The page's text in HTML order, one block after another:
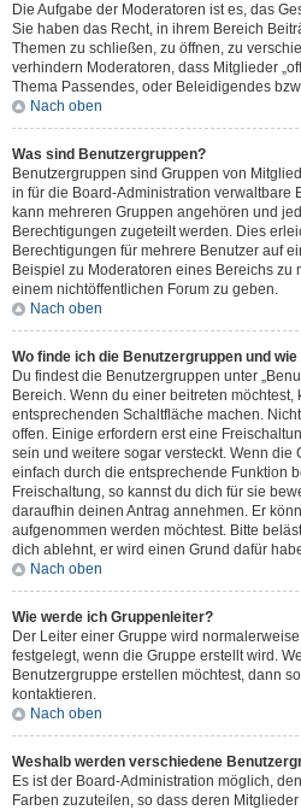
Die Aufgabe der Moderatoren ist es, das
Sie haben das Recht, in ihrem Bereich
Themen zu schließen, zu öffnen, zu
verhindern Moderatoren, dass Mitglieder
Thema Passendes, oder Beleidigendes
Nach oben
Was sind Benutzergruppen?
Benutzergruppen sind Gruppen von
in für die Board-Administration verwaltbare
kann mehreren Gruppen angehören und
Berechtigungen zugeteilt werden. Dies
Berechtigungen für mehrere Benutzer auf
Beispiel zu Moderatoren eines Bereichs zu
einem nichtöffentlichen Forum zu geben.
Nach oben
Wo finde ich die Benutzergruppen und
Du findest die Benutzergruppen unter
Bereich. Wenn du einer beitreten möchtest,
entsprechenden Schaltfläche machen.
offen. Einige erfordern erst eine
sein und weitere sogar versteckt. Wenn die
einfach durch die entsprechende Funktion
Freischaltung, so kannst du dich für sie
daraufhin deinen Antrag annehmen. Er
aufgenommen werden möchtest. Bitte
dich ablehnt, er wird einen Grund dafür
Nach oben
Wie werde ich Gruppenleiter?
Der Leiter einer Gruppe wird
festgelegt, wenn die Gruppe erstellt wird.
Benutzergruppe erstellen möchtest, dann
kontaktieren.
Nach oben
Weshalb werden verschiedene
Es ist der Board-Administration möglich,
Farben zuzuteilen, so dass deren